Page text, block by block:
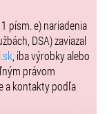
Staré
inštitút na
písm. e) nariadenia
DSA) zaviazal
, iba výrobky alebo
právom
a kontakty podľa